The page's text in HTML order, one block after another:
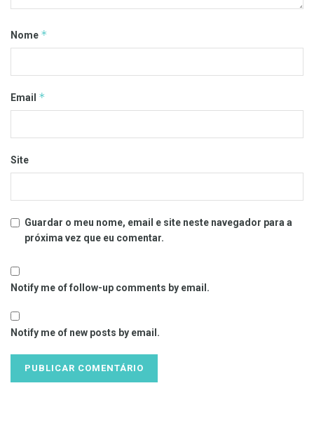
Nome *
Email *
Site
Guardar o meu nome, email e site neste navegador para a
próxima vez que eu comentar.
Notify me of follow-up comments by email.
Notify me of new posts by email.